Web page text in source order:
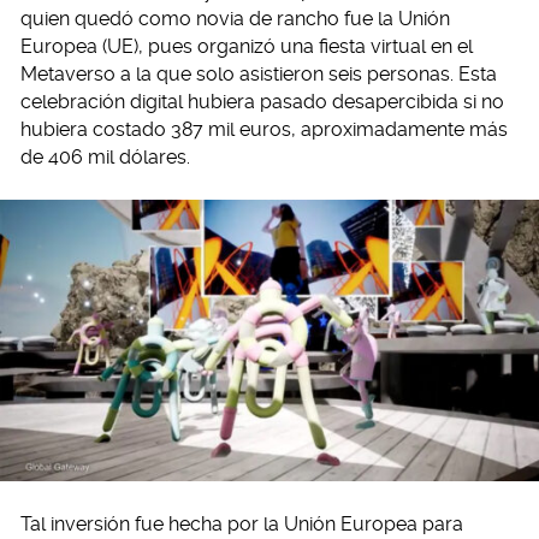
quien quedó como novia de rancho fue la Unión
Europea (UE), pues organizó una fiesta virtual en el
Metaverso a la que solo asistieron seis personas. Esta
celebración digital hubiera pasado desapercibida si no
hubiera costado 387 mil euros, aproximadamente más
de 406 mil dólares.
Tal inversión fue hecha por la Unión Europea para